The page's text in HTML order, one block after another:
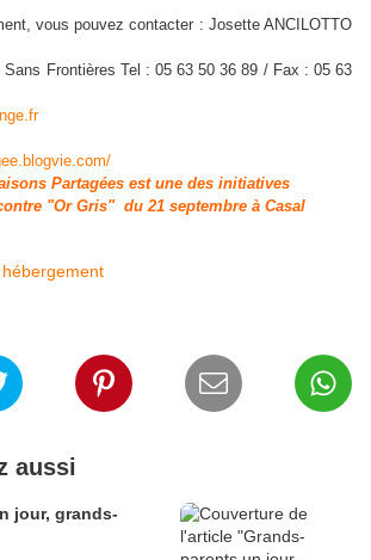
vous pouvez contacter : Josette ANCILOTTO
Sans Frontières Tel : 05 63 50 36 89 / Fax : 05 63
Partagées est une des initiatives
"Or Gris" du 21 septembre à Casal
aussi
jour, grands-